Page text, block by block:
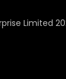
Limited